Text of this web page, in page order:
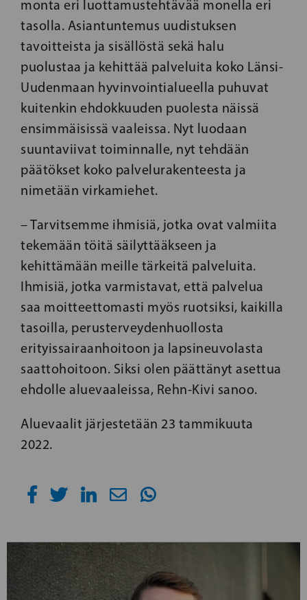
monta eri luottamustehtävää monella eri
tasolla. Asiantuntemus uudistuksen
tavoitteista ja sisällöstä sekä halu
puolustaa ja kehittää palveluita koko Länsi-
Uudenmaan hyvinvointialueella puhuvat
kuitenkin ehdokkuuden puolesta näissä
ensimmäisissä vaaleissa. Nyt luodaan
suuntaviivat toiminnalle, nyt tehdään
päätökset koko palvelurakenteesta ja
nimetään virkamiehet.
– Tarvitsemme ihmisiä, jotka ovat valmiita
tekemään töitä säilyttääkseen ja
kehittämään meille tärkeitä palveluita.
Ihmisiä, jotka varmistavat, että palvelua
saa moitteettomasti myös ruotsiksi, kaikilla
tasoilla, perusterveydenhuollosta
erityissairaanhoitoon ja lapsineuvolasta
saattohoitoon. Siksi olen päättänyt asettua
ehdolle aluevaaleissa, Rehn-Kivi sanoo.
Aluevaalit järjestetään 23 tammikuuta
2022.